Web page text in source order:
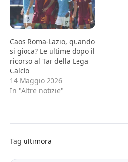
Caos Roma-Lazio, quando
si gioca? Le ultime dopo il
ricorso al Tar della Lega
Calcio
14 Maggio 2026
In "Altre notizie"
Tag ultimora